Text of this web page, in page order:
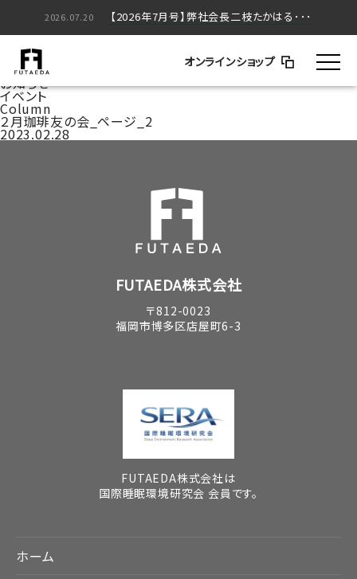
オンラインショップ
2026.05.20 【2026年5月号】弊社会長二枝たかはる･･･
2026.07.20 【2026年7月号】弊社会長二枝たかはる･･･
家づくりのはなし
コラム
お知らせ
イベント
Column
２月珈琲友の会_ページ_2
2023.02.28
FUTAEDA株式会社
〒812-0023
福岡市博多区店屋町6-3
FUTAEDA株式会社は
国際睡眠環境研究会 会員です。
ホーム